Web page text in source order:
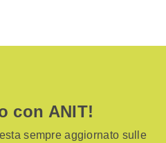
con ANIT!
sempre aggiornato sulle